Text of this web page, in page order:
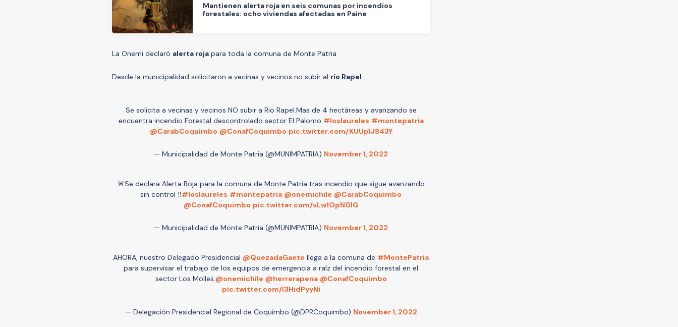
Mantienen alerta roja en seis comunas por incendios
forestales: ocho viviendas afectadas en Paine
La Onemi declaró alerta roja para toda la comuna de Monte Patria
Desde la municipalidad solicitaron a vecinas y vecinos no subir al río Rapel.
Se solicita a vecinas y vecinos NO subir a Rio Rapel.Mas de 4 hectáreas y avanzando se
encuentra incendio Forestal descontrolado sector El Palomo #loslaureles #montepatria
@CarabCoquimbo @ConafCoquimbo pic.twitter.com/KUUp1J843Y
— Municipalidad de Monte Patria (@MUNIMPATRIA) November 1, 2022
🚨Se declara Alerta Roja para la comuna de Monte Patria tras incendio que sigue avanzando
sin control ‼️#loslaureles #montepatria @onemichile @CarabCoquimbo
@ConafCoquimbo pic.twitter.com/vLw1OpN0IG
— Municipalidad de Monte Patria (@MUNIMPATRIA) November 1, 2022
AHORA, nuestro Delegado Presidencial @QuezadaGaete llega a la comuna de #MontePatria
para supervisar el trabajo de los equipos de emergencia a raíz del incendio forestal en el
sector Los Molles.@onemichile @herrerapena @ConafCoquimbo
pic.twitter.com/l3HidPyyNi
— Delegación Presidencial Regional de Coquimbo (@DPRCoquimbo) November 1, 2022